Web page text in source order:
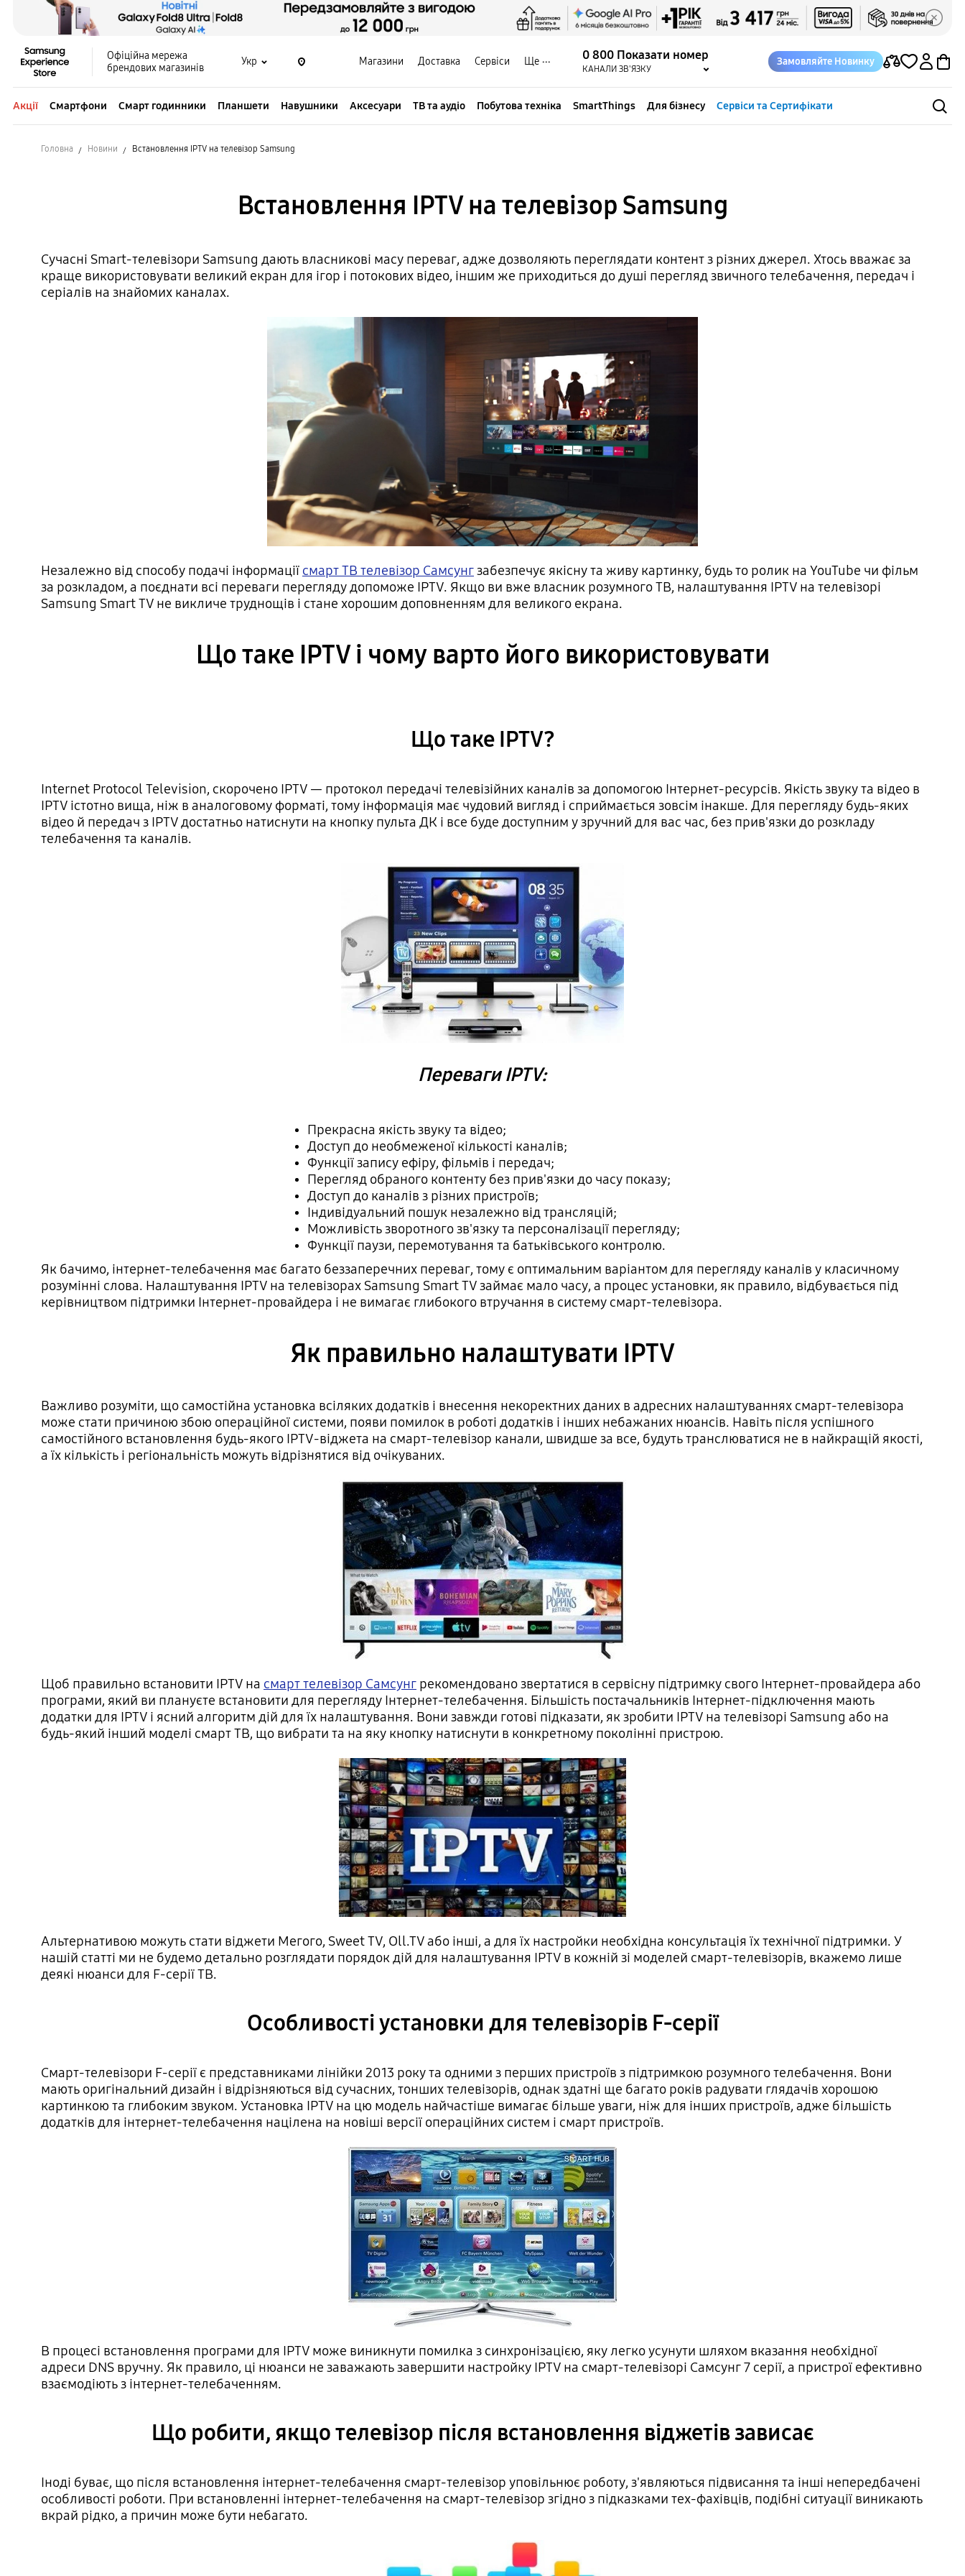
Офіційна мережа
брендових магазинів
Укр Магазини Доставка Сервіси Ще 0 800 Показати номер
КАНАЛИ ЗВ'ЯЗКУ
Замовляйте Новинку
Акції Смартфони Смарт годинники Планшети Навушники Аксесуари ТВ та аудіо Побутова техніка SmartThings Для бізнесу Сервіси та Сертифікати
Головна Новини Встановлення IPTV на телевізор Samsung
Встановлення IPTV на телевізор Samsung
Сучасні Smart-телевізори Samsung дають власникові масу переваг, адже дозволяють переглядати контент з різних джерел. Хтось вважає за
краще використовувати великий екран для ігор і потокових відео, іншим же приходиться до душі перегляд звичного телебачення, передач і
серіалів на знайомих каналах.
Незалежно від способу подачі інформації смарт ТВ телевізор Самсунгзабезпечує якісну та живу картинку, будь то ролик на YouTube чи фільм
за розкладом, а поєднати всі переваги перегляду допоможе IPTV. Якщо ви вже власник розумного ТВ, налаштування IPTV на телевізорі
Samsung Smart TV не викличе труднощів і стане хорошим доповненням для великого екрана.
Що таке IPTV і чому варто його використовувати
Що таке IPTV?
Internet Protocol Television, скорочено IPTV — протокол передачі телевізійних каналів за допомогою Інтернет-ресурсів. Якість звуку та відео в
IPTV істотно вища, ніж в аналоговому форматі, тому інформація має чудовий вигляд і сприймається зовсім інакше. Для перегляду будь-яких
відео й передач з IPTV достатньо натиснути на кнопку пульта ДК і все буде доступним у зручний для вас час, без прив'язки до розкладу
телебачення та каналів.
Переваги IPTV:
Прекрасна якість звуку та відео;
Доступ до необмеженої кількості каналів;
Функції запису ефіру, фільмів і передач;
Перегляд обраного контенту без прив'язки до часу показу;
Доступ до каналів з різних пристроїв;
Індивідуальний пошук незалежно від трансляцій;
Можливість зворотного зв'язку та персоналізації перегляду;
Функції паузи, перемотування та батьківського контролю.
Як бачимо, інтернет-телебачення має багато беззаперечних переваг, тому є оптимальним варіантом для перегляду каналів у класичному
розумінні слова. Налаштування IPTV на телевізорах Samsung Smart TV займає мало часу, а процес установки, як правило, відбувається під
керівництвом підтримки Інтернет-провайдера і не вимагає глибокого втручання в систему смарт-телевізора.
Як правильно налаштувати IPTV
Важливо розуміти, що самостійна установка всіляких додатків і внесення некоректних даних в адресних налаштуваннях смарт-телевізора
може стати причиною збою операційної системи, появи помилок в роботі додатків і інших небажаних нюансів. Навіть після успішного
самостійного встановлення будь-якого IPTV-віджета на смарт-телевізор канали, швидше за все, будуть транслюватися не в найкращій якості,
а їх кількість і регіональність можуть відрізнятися від очікуваних.
Щоб правильно встановити IPTV на смарт телевізор Самсунг рекомендовано звертатися в сервісну підтримку свого Інтернет-провайдера або
програми, який ви плануєте встановити для перегляду Інтернет-телебачення. Більшість постачальників Інтернет-підключення мають
додатки для IPTV і ясний алгоритм дій для їх налаштування. Вони завжди готові підказати, як зробити IPTV на телевізорі Samsung або на
будь-який інший моделі смарт ТВ, що вибрати та на яку кнопку натиснути в конкретному поколінні пристрою.
Альтернативою можуть стати віджети Мегого, Sweet TV, Oll.TV або інші, а для їх настройки необхідна консультація їх технічної підтримки. У
нашій статті ми не будемо детально розглядати порядок дій для налаштування IPTV в кожній зі моделей смарт-телевізорів, вкажемо лише
деякі нюанси для F-серії ТВ.
Особливості установки для телевізорів F-серії
Смарт-телевізори F-серії є представниками лінійки 2013 року та одними з перших пристроїв з підтримкою розумного телебачення. Вони
мають оригінальний дизайн і відрізняються від сучасних, тонших телевізорів, однак здатні ще багато років радувати глядачів хорошою
картинкою та глибоким звуком. Установка IPTV на цю модель найчастіше вимагає більше уваги, ніж для інших пристроїв, адже більшість
додатків для інтернет-телебачення націлена на новіші версії операційних систем і смарт пристроїв.
В процесі встановлення програми для IPTV може виникнути помилка з синхронізацією, яку легко усунути шляхом вказання необхідної
адреси DNS вручну. Як правило, ці нюанси не заважають завершити настройку IPTV на смарт-телевізорі Самсунг 7 серії, а пристрої ефективно
взаємодіють з інтернет-телебаченням.
Що робити, якщо телевізор після встановлення віджетів зависає
Іноді буває, що після встановлення інтернет-телебачення смарт-телевізор уповільнює роботу, з'являються підвисання та інші непередбачені
особливості роботи. При встановленні інтернет-телебачення на смарт-телевізор згідно з підказками тех-фахівців, подібні ситуації виникають
вкрай рідко, а причин може бути небагато.